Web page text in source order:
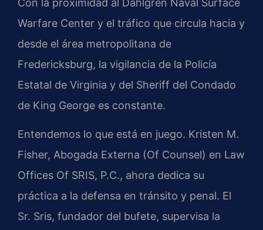
Con la proximidad al Dahlgren Naval Surface
Warfare Center y el tráfico que circula hacia y
desde el área metropolitana de
Fredericksburg, la vigilancia de la Policía
Estatal de Virginia y del Sheriff del Condado
de King George es constante.
Entendemos lo que está en juego. Kristen M.
Fisher, Abogada Externa (Of Counsel) en Law
Offices Of SRIS, P.C., ahora dedica su
práctica a la defensa en tránsito y penal. El
Sr. Sris, fundador del bufete, supervisa la